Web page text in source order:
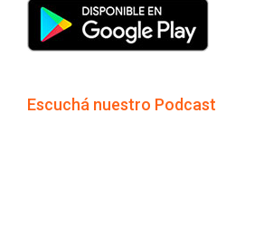
Escuchá nuestro Podcast